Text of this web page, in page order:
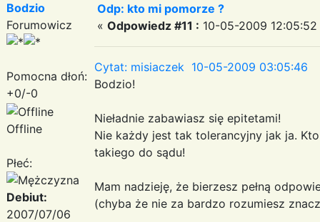
Bodzio
Forumowicz
Pomocna dłoń:
+0/-0
Offline
Płeć:
Debiut:
2007/07/06
Odp: kto mi pomorze ?
« Odpowiedz #11 : 10-05-2009 12:05:52
Cytat: misiaczek 10-05-2009 03:05:46
Bodzio!
Nieładnie zabawiasz się epitetami!
Nie każdy jest tak tolerancyjny jak ja.
takiego do sądu!
Mam nadzieję, że bierzesz pełną
(chyba że nie za bardzo rozumiesz